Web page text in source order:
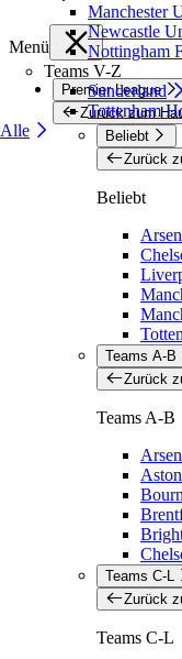
Manchester
Newcastle
Nottingham
Teams V-Z
Sunderland
Tottenham
Alle
Menü
Premier League
Zurück zum
Beliebt
Zurück
Beliebt
Teams A-B
Zurück
Teams A-B
Teams C-L
Zurück
Teams C-L